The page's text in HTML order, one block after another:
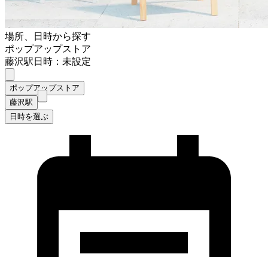
場所、日時から探す
ポップアップストア
藤沢駅日時：未設定
ポップアップストア
藤沢駅
日時を選ぶ